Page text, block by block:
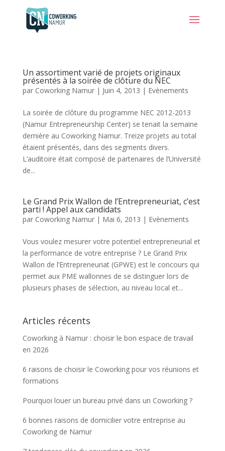
Un assortiment varié de projets originaux
présentés à la soirée de clôture du NEC
par Coworking Namur| Juin 4, 2013 | Evènements
La soirée de clôture du programme NEC 2012-2013
(Namur Entrepreneurship Center) se tenait la semaine
dernière au Coworking Namur. Treize projets au total
étaient présentés, dans des segments divers.
L’auditoire était composé de partenaires de l’Université
de...
Le Grand Prix Wallon de l’Entrepreneuriat, c’est
parti ! Appel aux candidats
par Coworking Namur| Mai 6, 2013 | Evènements
Vous voulez mesurer votre potentiel entrepreneurial et
la performance de votre entreprise ? Le Grand Prix
Wallon de l’Entrepreneuriat (GPWE) est le concours qui
permet aux PME wallonnes de se distinguer lors de
plusieurs phases de sélection, au niveau local et...
Articles récents
Coworking à Namur : choisir le bon espace de travail
en 2026
6 raisons de choisir le Coworking pour vos réunions et
formations
Pourquoi louer un bureau privé dans un Coworking ?
6 bonnes raisons de domicilier votre entreprise au
Coworking de Namur